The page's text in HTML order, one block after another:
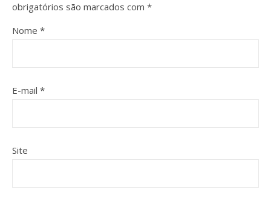
obrigatórios são marcados com *
Nome *
E-mail *
Site